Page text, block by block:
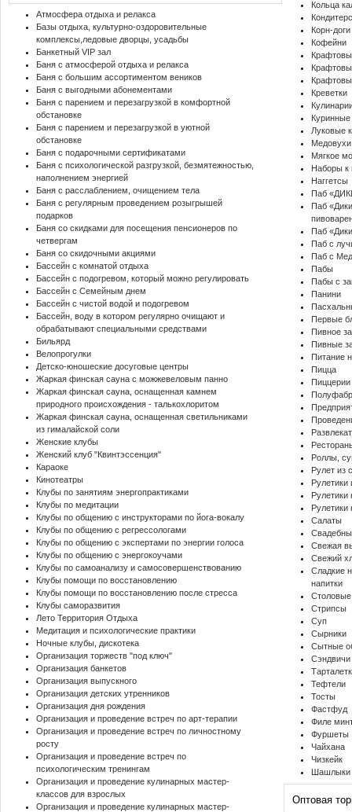
Атмосфера отдыха и релакса
Базы отдыха, культурно-оздоровительные
комплексы,ледовые дворцы, усадьбы
Банкетный VIP зал
Баня с атмосферой отдыха и релакса
Баня с большим ассортиментом веников
Баня с выгодными абонементами
Баня с парением и перезагрузкой в комфортной
обстановке
Баня с парением и перезагрузкой в уютной
обстановке
Баня с подарочными сертификатами
Баня с психологической разгрузкой, безмятежностью,
наполнением энергией
Баня с расслаблением, очищением тела
Баня с регулярным проведением розыгрышей
подарков
Баня со скидками для посещения пенсионеров по
четвергам
Баня со скидочными акциями
Бассейн с комнатой отдыха
Бассейн с подогревом, который можно регулировать
Бассейн с Семейным днем
Бассейн с чистой водой и подогревом
Бассейн, воду в котором регулярно очищают и
обрабатывают специальными средствами
Бильярд
Велопрогулки
Детско-юношеские досуговые центры
Жаркая финская сауна с можжевеловым панно
Жаркая финская сауна, оснащенная камнем
природного происхождения - талькохлоритом
Жаркая финская сауна, оснащенная светильниками
из гималайской соли
Женские клубы
Женский клуб "Квинтэссенция"
Караоке
Кинотеатры
Клубы по занятиям энергопрактиками
Клубы по медитации
Клубы по общению с инструкторами по йога-вокалу
Клубы по общению с регрессологами
Клубы по общению с экспертами по энергии голоса
Клубы по общению с энергокоучами
Клубы по самоанализу и самосовершенствованию
Клубы помощи по восстановлению
Клубы помощи по восстановлению после стресса
Клубы саморазвития
Лето Территория Отдыха
Медитация и психологические практики
Ночные клубы, дискотека
Организация торжеств "под ключ"
Организация банкетов
Организация выпускного
Организация детских утренников
Организация дня рождения
Организация и проведение встреч по арт-терапии
Организация и проведение встреч по личностному
росту
Организация и проведение встреч по
психологическим тренингам
Организация и проведение кулинарных мастер-
классов для взрослых
Организация и проведение кулинарных мастер-
Кольца
Корн-доги
Кофейни
Креветки
Луковые
Мягкое
Наборы к
Наггетсы
Паб
Паб
Паб
Паб с
Паб с
Пабы
Пабы с
Панини
Первые
Пивное
Пивные
Питание
Пицца
Пиццерии
Роллы,
Рулет из
Рулетики
Рулетики
Рулетики
Салаты
Свежая
Свежий
Сладкие
напитки
Столовые
Стрипсы
Суп
Сырники
Сытные
Сэндвичи
Тефтели
Тосты
Фастфуд
Филе
Фуршеты
Чайхана
Чизкейк
Шашлыки
Оптовая